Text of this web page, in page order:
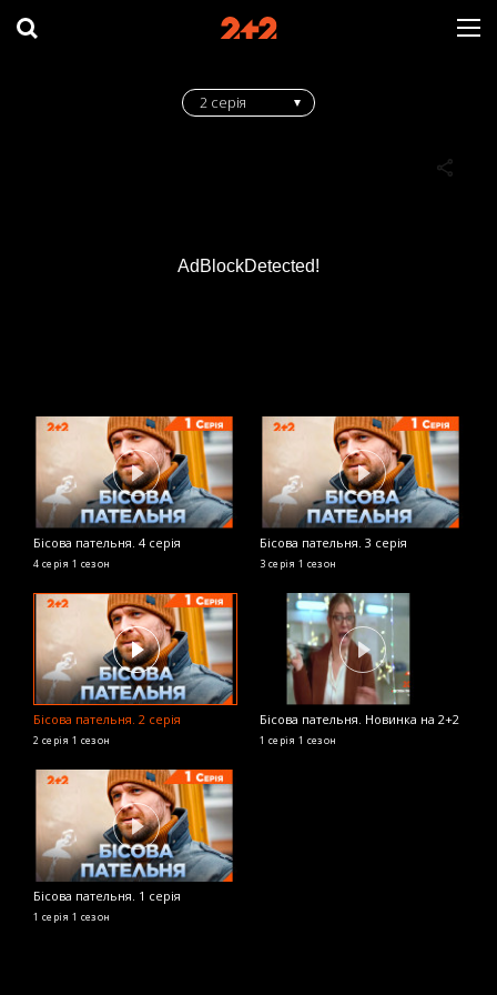
AdBlockDetected!
2 серія
Бісова пательня. 4 серія
4 серія 1 сезон
Бісова пательня. 3 серія
3 серія 1 сезон
Бісова пательня. 2 серія
2 серія 1 сезон
Бісова пательня. Новинка на 2+2
1 серія 1 сезон
Бісова пательня. 1 серія
1 серія 1 сезон